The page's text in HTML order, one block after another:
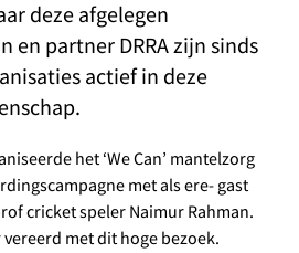
deze afgelegen
en partner DRRA zijn sinds
actief in deze
het ‘We Can’ mantelzorg
met als ere- gast
cricket speler Naimur Rahman.
vereerd met dit hoge bezoek.